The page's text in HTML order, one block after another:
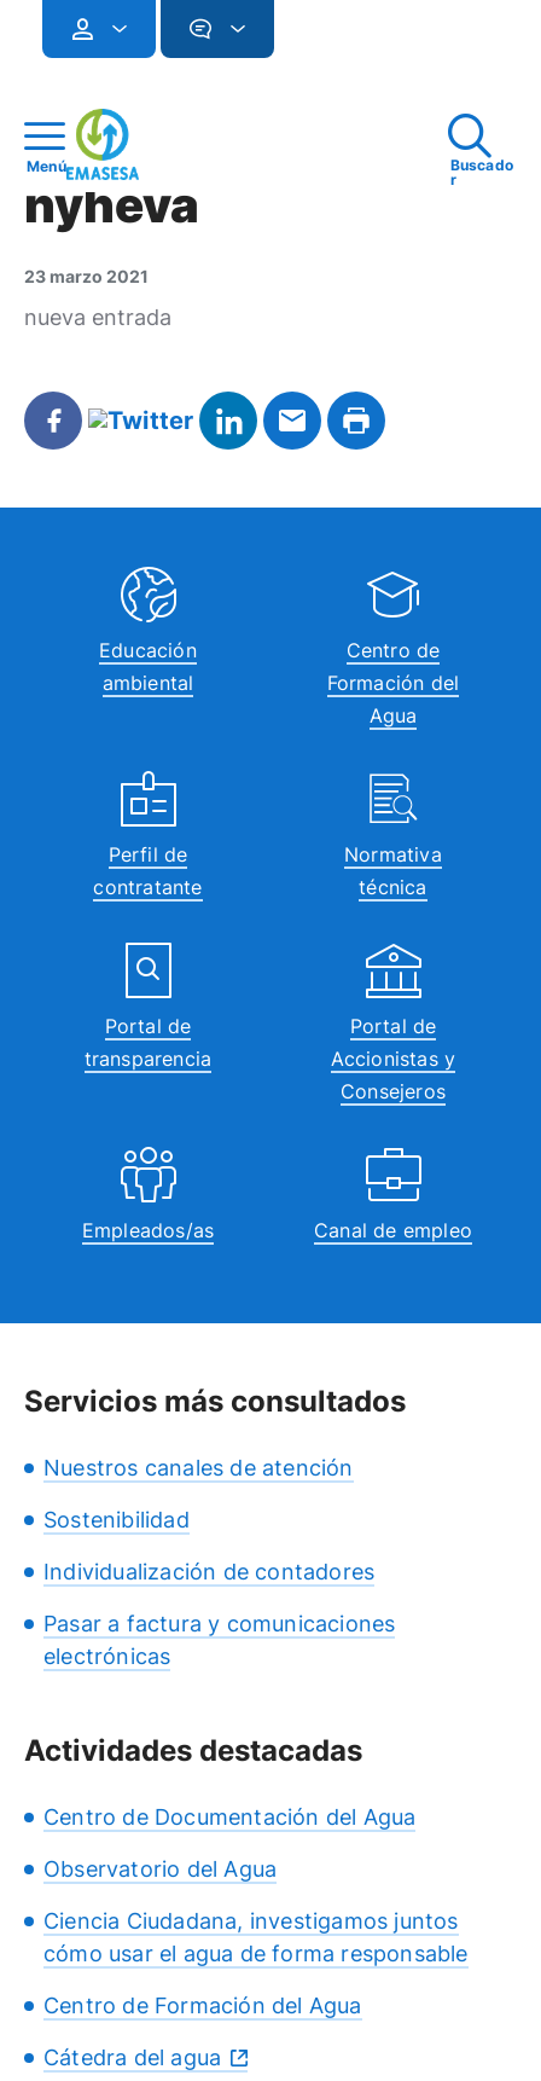
Menú
Buscado
r
nyheva
23 marzo 2021
nueva entrada
Educación
ambiental
Centro de
Formación del
Agua
Perfil de
contratante
Normativa
técnica
Portal de
transparencia
Portal de
Accionistas y
Consejeros
Empleados/as Canal de empleo
Servicios más consultados
Nuestros canales de atención
Sostenibilidad
Individualización de contadores
Pasar a factura y comunicaciones
electrónicas
Actividades destacadas
Centro de Documentación del Agua
Observatorio del Agua
Ciencia Ciudadana, investigamos juntos
cómo usar el agua de forma responsable
Centro de Formación del Agua
Cátedra del agua